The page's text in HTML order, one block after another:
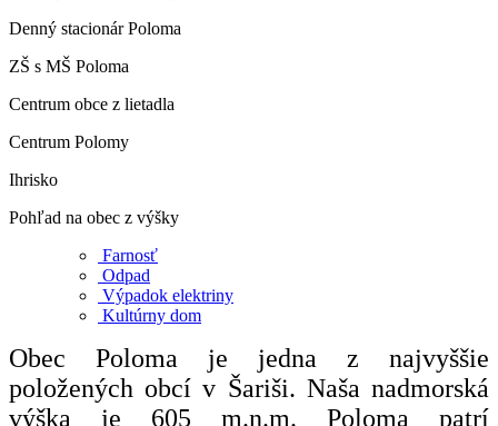
Denný stacionár Poloma
ZŠ s MŠ Poloma
Centrum obce z lietadla
Centrum Polomy
Ihrisko
Pohľad na obec z výšky
Farnosť
Odpad
Výpadok elektriny
Kultúrny dom
Obec Poloma je jedna z najvyššie
položených obcí v Šariši. Naša nadmorská
výška je 605 m.n.m. Poloma patrí